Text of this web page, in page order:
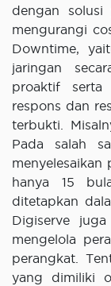
dengan
mengurangi
Downtime,
jaringan
proaktif
respons dan
terbukti.
Pada salah
menyelesaikan
hanya 15
ditetapkan
Digiserve
mengelola
perangkat.
yang dimiliki